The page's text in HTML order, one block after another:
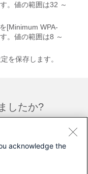
。値の範囲は32 ～
[Minimum WPA-
。値の範囲は8 ～
を保存します。
したか?
acknowledge the